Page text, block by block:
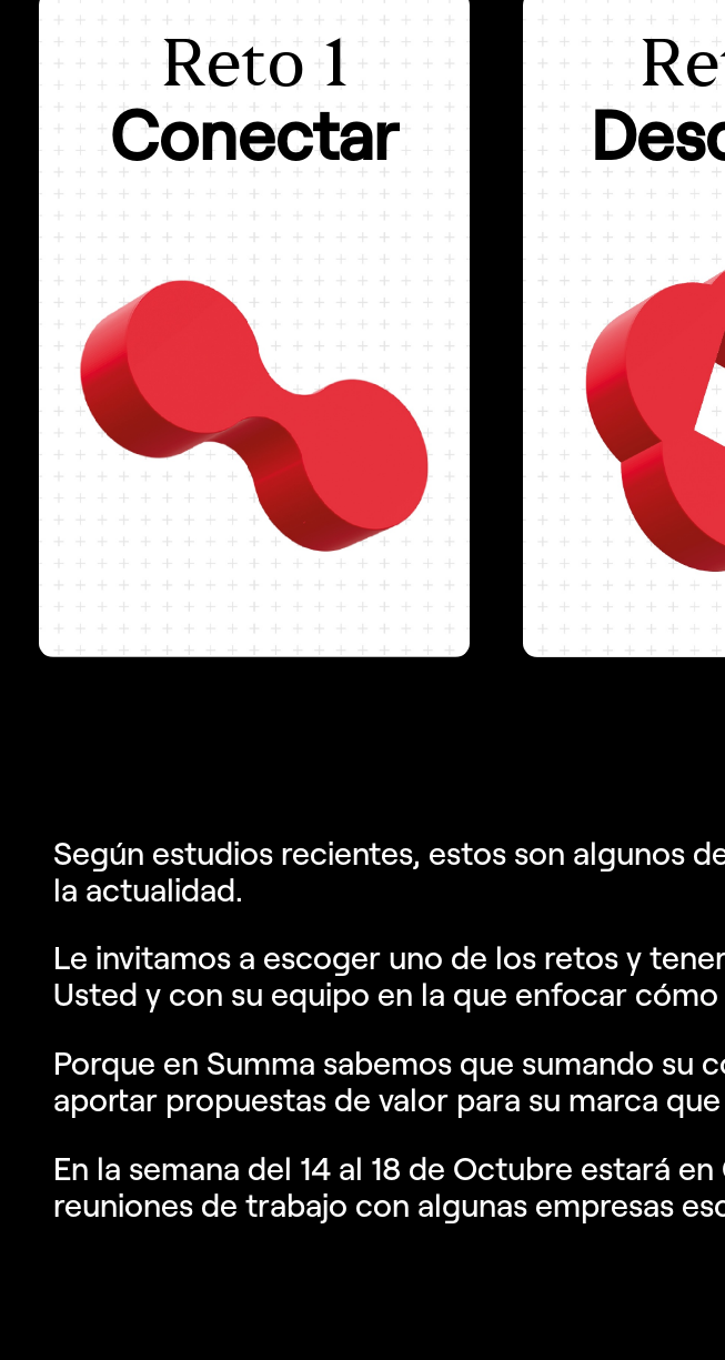
Reto 1
Conectar
Reto 1
Conectar
Quiero conectar mejor con mi
comunidad de clientes
Las comunidades son el epicentro de las
marcas. Identificar, analizar y entender las
motivaciones de sus comunidades es
fundamental para conectar mejor con ellas y
establecer relaciones profundas y duraderas
con las personas.
Además, le permitirá descubrir nuevas
oportuniades de negocio que conecten mejor
con sus intereses y expectativas.
Finalmente, esto será una base fundamental
para que su marca pueda crear su propia
comunidad. Una comunidad predispuesta y
leal que recomienda tus productos y servicios.
Quiero descubrir
El mundo cambia
más de forma más
expectativas hacia
generaciones
Dichos
tecnológicas
posibilidad de
generar nuevos
Algunos productos
obsoletos si no son
a la vez surgen
reforzar y
primera mano
marca se
descubra nuevas
Según estudios recientes, estos son algunos
la actualidad.
Le invitamos a escoger uno de los retos y
Usted y con su equipo en la que enfocar
Porque en Summa sabemos que sumando
aportar propuestas de valor para su marca
En la semana del 14 al 18 de Octubre estará
reuniones de trabajo con algunas empresas